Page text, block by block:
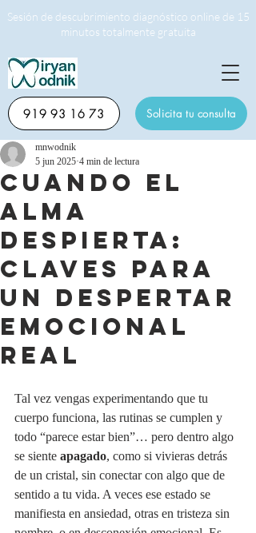
Solicita tu consulta
919 93 16 73
Sesión de descubrimiento diagnóstico online de 15
minutos totalmente gratuita
CUANDO EL
ALMA
DESPIERTA:
CLAVES PARA
UN DESPERTAR
EMOCIONAL
REAL
mnwodnik
5 jun 2025 4 min de lectura
Tal vez vengas experimentando que tu
cuerpo funciona, las rutinas se cumplen y
todo “parece estar bien”… pero dentro algo
se siente apagado, como si vivieras detrás
de un cristal, sin conectar con algo que de
sentido a tu vida. A veces ese estado se
manifiesta en ansiedad, otras en tristeza sin